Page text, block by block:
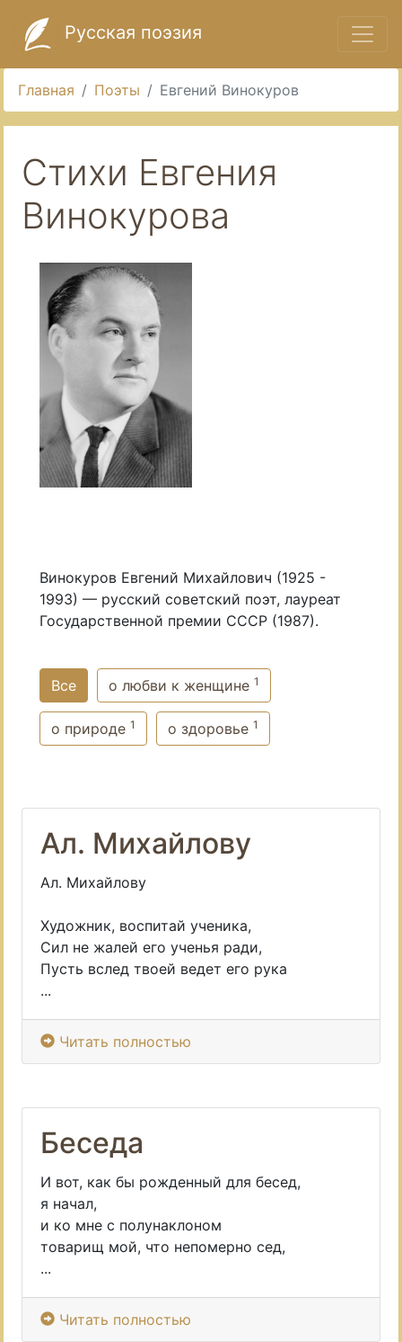
Русская поэзия
Главная Поэты Евгений Винокуров
Стихи Евгения
Винокурова
Винокуров Евгений Михайлович (1925 -
1993) — русский советский поэт, лауреат
Государственной премии СССР (1987).
Все о любви к женщине 1
о природе 1 о здоровье 1
Ал. Михайлову
Ал. Михайлову
Художник, воспитай ученика,
Сил не жалей его ученья ради,
Пусть вслед твоей ведет его рука
...
Читать полностью
Беседа
И вот, как бы рожденный для бесед,
я начал,
и ко мне с полунаклоном
товарищ мой, что непомерно сед,
...
Читать полностью